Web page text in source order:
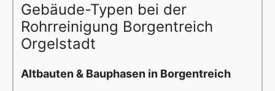
Gebäude-Typen bei der
Rohrreinigung Borgentreich
Orgelstadt
Altbauten & Bauphasen in Borgentreich